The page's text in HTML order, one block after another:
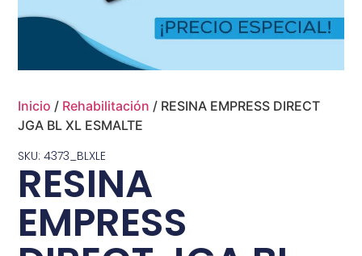
Inicio / Rehabilitación / RESINA EMPRESS DIRECT
JGA BL XL ESMALTE
SKU: 4373_BLXLE
RESINA
EMPRESS